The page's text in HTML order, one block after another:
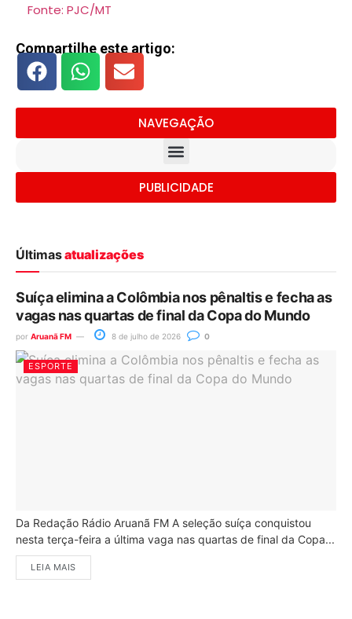
Fonte: PJC/MT
Compartilhe este artigo:
NAVEGAÇÃO
PUBLICIDADE
Últimasatualizações
Suíça elimina a Colômbia nos pênaltis e fecha as
vagas nas quartas de final da Copa do Mundo
por Aruanã FM 8 de julho de 2026 0
ESPORTE
Da Redação Rádio Aruanã FM A seleção suíça conquistou
nesta terça-feira a última vaga nas quartas de final da Copa...
LEIA MAIS